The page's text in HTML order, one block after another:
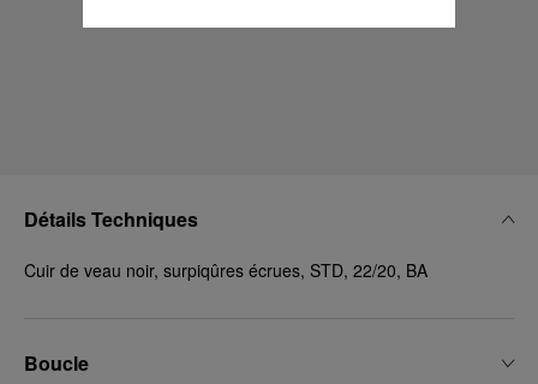
Détails Techniques
Cuir de veau noir, surpiqûres écrues, STD, 22/20, BA
Boucle
donnez votre consentement pour l’utilisation